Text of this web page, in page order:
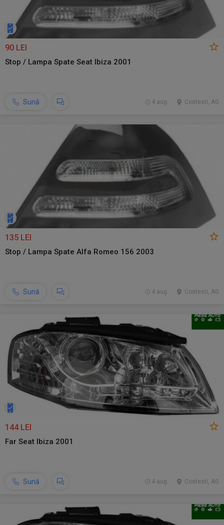
90 LEI
Stop / Lampa Spate Seat Ibiza 2001
Sună Costesti, AG
4 aug.
135 LEI
Stop / Lampa Spate Alfa Romeo 156 2003
Sună Costesti, AG
4 aug.
144 LEI
Far Seat Ibiza 2001
Sună Costesti, AG
4 aug.